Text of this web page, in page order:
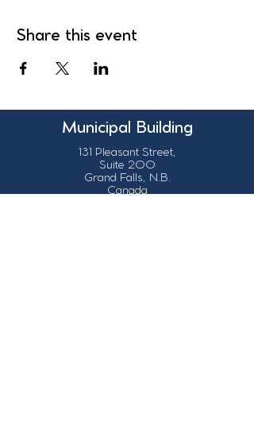
Share this event
Municipal Building
131 Pleasant Street,
Suite 200
Grand Falls, N.B.
Canada